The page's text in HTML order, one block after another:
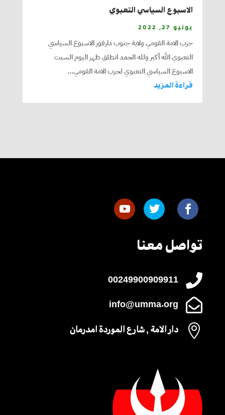
الاسبوع السياسي التعبوي
يونيو 27, 2022
حزب الامة القومي ولاية جنوب دارفور الاسبوع السياسي
التعبوي الله أكبر ولله الحمد انطلق ظهر اليوم السبت
الاسبوع السياسي التعبوي لحزب الامة القومي...
قراءة المزيد
تواصل معنا

00249900909911

info@umma.org
 دار الامة , شارع الموردة امدرمان